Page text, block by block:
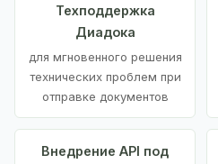
Техподдержка
Диадока
для мгновенного решения
технических проблем при
отправке документов
Внедрение API под